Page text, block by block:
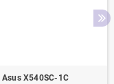
Asus X540SC-1C